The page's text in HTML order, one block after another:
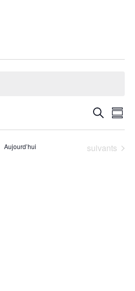
Recherche
de
Recherche
Aujourd’hui Évènements
suivants